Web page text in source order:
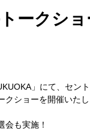
ークショ
」にて、セン
クショーを開催いた
会も実施！